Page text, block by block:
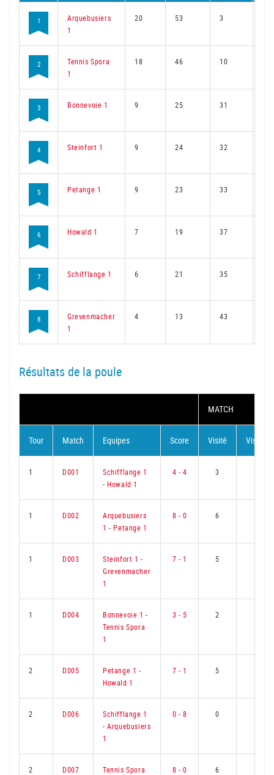
1
Arquebusiers
1
20 53 3
2
Tennis Spora
1
18 46 10
3 Bonnevoie 1 9 25 31
4 Steinfort 1 9 24 32
5 Petange 1 9 23 33
6 Howald 1 7 19 37
7 Schifflange 1 6 21 35
8
Grevenmacher
1
4 13 43
Résultats de la poule
MATCH
Tour Match Equipes Score Visité Visiteur
1 D001
Schifflange 1
- Howald 1
4 - 4 3
1 D002
Arquebusiers
1 - Petange 1
8 - 0 6
1 D003 Steinfort 1 -
Grevenmacher
1
7 - 1 5
1 D004 Bonnevoie 1 -
Tennis Spora
1
3 - 5 2
2 D005 Petange 1 -
Howald 1
7 - 1 5
2 D006
Schifflange 1
-Arquebusiers
1
0 - 8 0
2 D007
Tennis Spora
8 - 0 6